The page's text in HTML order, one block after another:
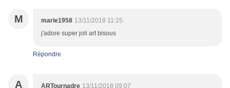
M marie1958 13/11/2018 11:25
j'adore super joli art bisous
Répondre
A ARTournadre 13/11/2018 09:07